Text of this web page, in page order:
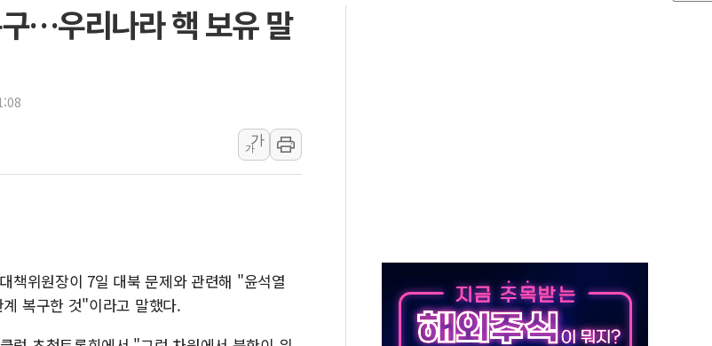
李 "해남 태양광, 대한민국 다음 100년 밑거름…수도권 집중 완화 전환점"
이란와이어 "이란 최고지도자 위독…곧 사망해도 놀랍지 않아"
남동발전, 해남군에 국내 최대 규모 400MW 태양광 착공…여의도 1.6배 규모
사우디·튀르키예·파키스탄, '공동방위협정' 체결… 수니파 국가들의 새 안보 협력 구도
신길동 신축도 3.3㎡당 7250만원…써밋 클라비온 59㎡ 18억원대
용산공원·그린벨트로 또 충돌…반복되는 국토부-서울시 '정책 엇박자'
…우리나라 핵 보유 말
가
가
책위원장이 7일 대북 문제와 관련해 "윤석열
복구한 것"이라고 말했다.